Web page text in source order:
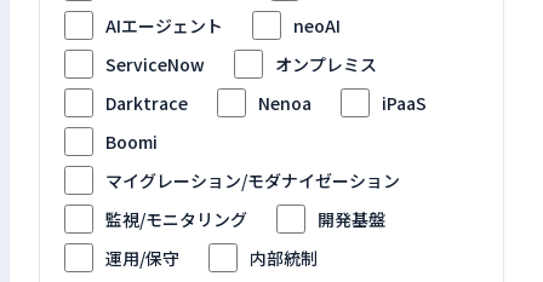
AIエージェント
neoAI
ServiceNow
オンプレミス
Darktrace
Nenoa
iPaaS
Boomi
マイグレーション/モダナイゼーション
監視/モニタリング
開発基盤
運用/保守
内部統制